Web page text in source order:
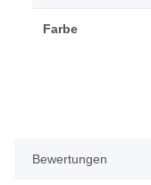
Farbe
Bewertungen